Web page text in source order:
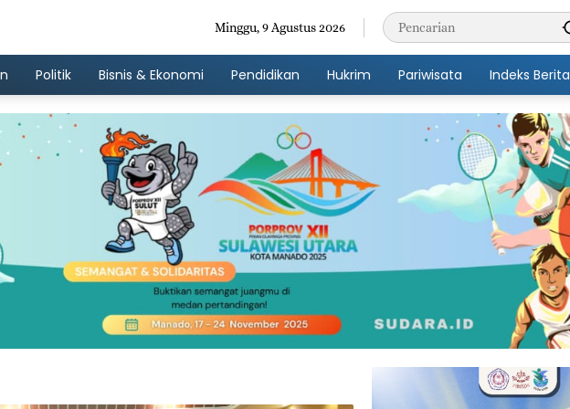
Minggu, 9 Agustus 2026
Politik Bisnis & Ekonomi Pendidikan Hukrim Pariwisata Indeks Berita